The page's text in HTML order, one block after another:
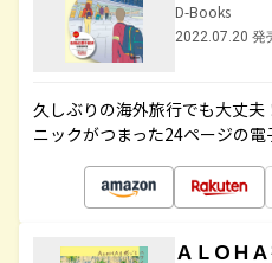
D-Books
2022.07.20 発
久しぶりの海外旅行でも大丈
ニックがつまった24ページの電
ＡＬＯＨ